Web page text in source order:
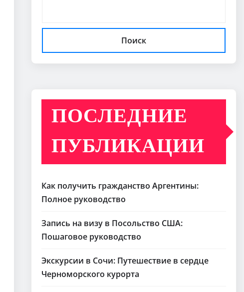
Поиск
ПОСЛЕДНИЕ
ПУБЛИКАЦИИ
Как получить гражданство Аргентины:
Полное руководство
Запись на визу в Посольство США:
Пошаговое руководство
Экскурсии в Сочи: Путешествие в сердце
Черноморского курорта